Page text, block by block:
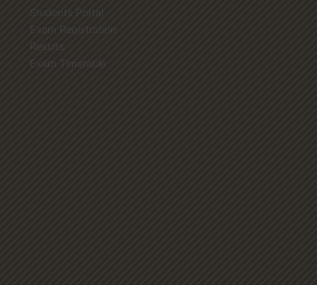
Students Portal
Exam Registration
Results
Exam Timetable